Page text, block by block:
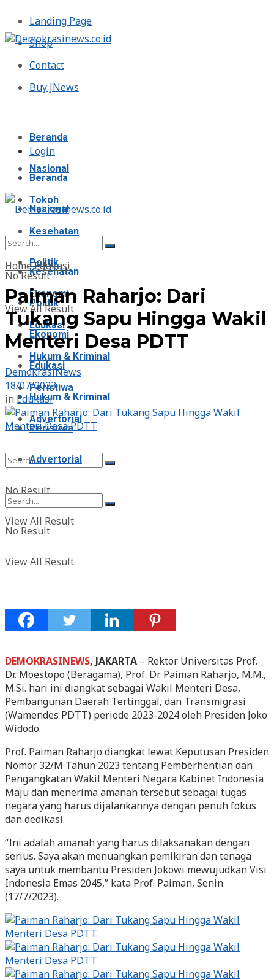
Landing Page
Shop
Contact
Buy JNews
Login
Beranda
Nasional
Tokoh
Kesehatan
Politik
Ekonomi
Edukasi
Hukum & Kriminal
Peristiwa
Advertorial
No Result
View All Result
Beranda
Nasional
Tokoh
Kesehatan
Politik
Ekonomi
Edukasi
Hukum & Kriminal
Peristiwa
Advertorial
No Result
View All Result
No Result
View All Result
HomeEdukasi
Paiman Raharjo: Dari
Tukang Sapu Hingga Wakil
Menteri Desa PDTT
DemokrasiNews
18/07/2023
in Edukasi
DEMOKRASINEWS, JAKARTA – Rektor Universitas Prof.
Dr. Moestopo (Beragama), Prof. Dr. Paiman Raharjo, M.M.,
M.Si. hari ini diangkat sebagai Wakil Menteri Desa,
Pembangunan Daerah Tertinggal, dan Transmigrasi
(Wamendes PDTT) periode 2023-2024 oleh Presiden Joko
Widodo.
Prof. Paiman Raharjo diangkat lewat Keputusan Presiden
Nomor 32/M Tahun 2023 tentang Pemberhentian dan
Pengangkatan Wakil Menteri Negara Kabinet Indonesia
Maju dan menerima amanah tersebut sebagai tugas
negara yang harus dijalankannya dengan penuh fokus
dan dedikasi.
“Ini adalah amanah yang harus dilaksanakan dengan
serius. Saya akan menuangkan pemikiran dan tenaga
saya untuk membantu Presiden Jokowi mewujudkan Visi
Indonesia Emas 2045,” kata Prof. Paiman, Senin
(17/7/2023).